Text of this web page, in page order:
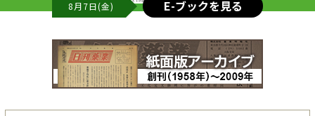
8月7日(金) E-ブックを見る